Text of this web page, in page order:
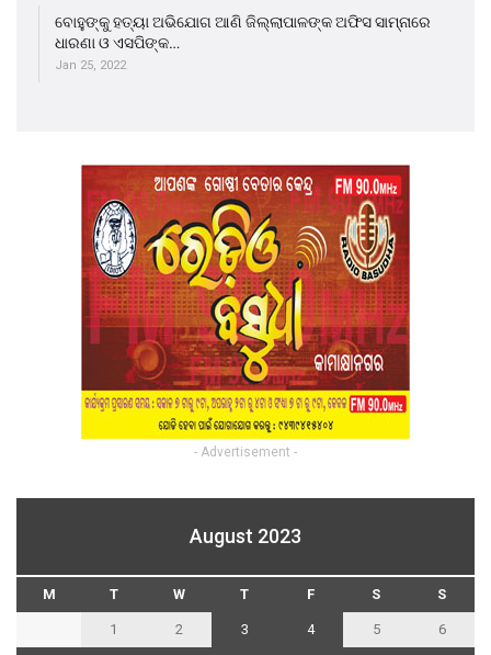
ବୋହୁଙ୍କୁ ହତ୍ୟା ଅଭିଯୋଗ ଆଣି ଜିଲ୍ଲାପାଳଙ୍କ ଅଫିସ ସାମ୍ନାରେ
ଧାରଣା ଓ ଏସପିଙ୍କ…
Jan 25, 2022
- Advertisement -
August 2023
M T W T F S S
1 2 3 4 5 6